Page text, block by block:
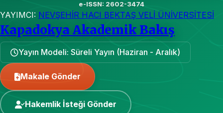
e-ISSN: 2602-3474
YAYIMCI: NEVŞEHİR HACI BEKTAŞ VELİ ÜNİVERSİTESİ
Kapadokya Akademik Bakış
Yayın Modeli: Süreli Yayın (Haziran - Aralık)
Makale Gönder
Hakemlik İsteği Gönder